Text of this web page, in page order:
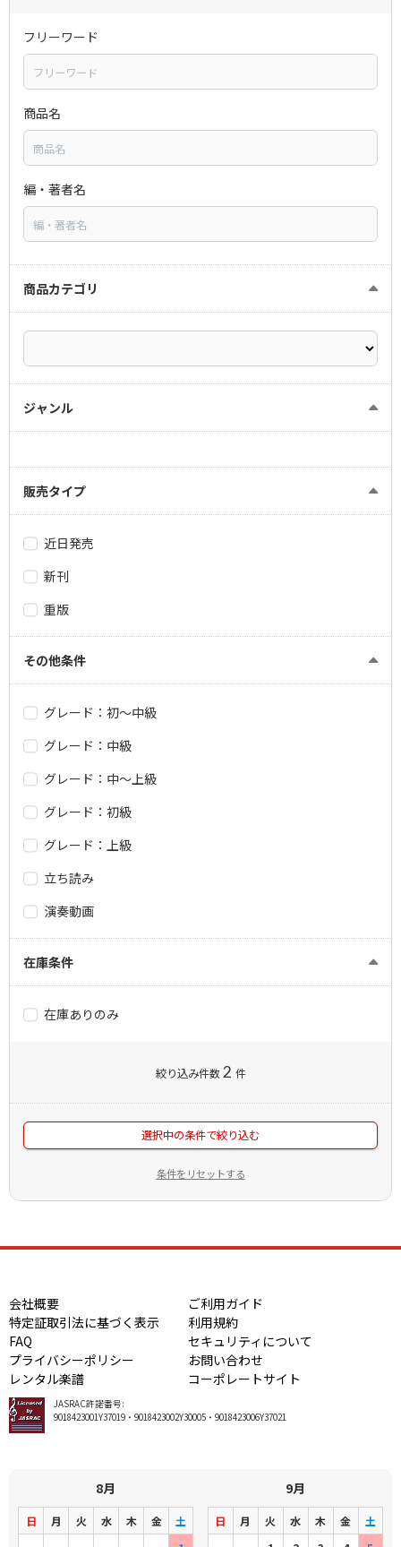
フリーワード
商品名
編・著者名
商品カテゴリ
ジャンル
販売タイプ
近日発売
新刊
重版
その他条件
グレード：初～中級
グレード：中級
グレード：中～上級
グレード：初級
グレード：上級
立ち読み
演奏動画
在庫条件
在庫ありのみ
絞り込み件数 2 件
選択中の条件で絞り込む
条件をリセットする
会社概要
ご利用ガイド
特定証取引法に基づく表示
利用規約
FAQ
セキュリティについて
プライバシーポリシー
お問い合わせ
レンタル楽譜
コーポレートサイト
JASRAC許諾番号:
9018423001Y37019・9018423002Y30005・9018423006Y37021
8月
日 月 火 水 木 金
土
9月
日 月 火 水 木 金
土